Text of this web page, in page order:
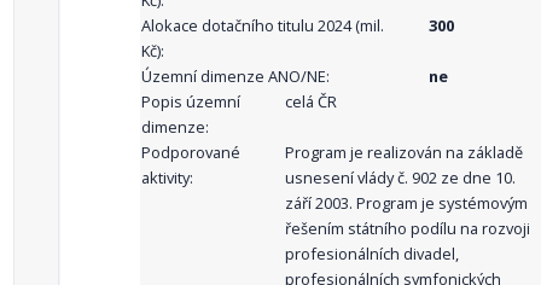
Alokace dotačního titulu 2024 (mil.
Kč):
300
Územní dimenze ANO/NE:
ne
Popis územní
dimenze:
celá ČR
Podporované
aktivity:
Program je realizován na základě
usnesení vlády č. 902 ze dne 10.
září 2003. Program je systémovým
řešením státního podílu na rozvoji
profesionálních divadel,
profesionálních symfonických